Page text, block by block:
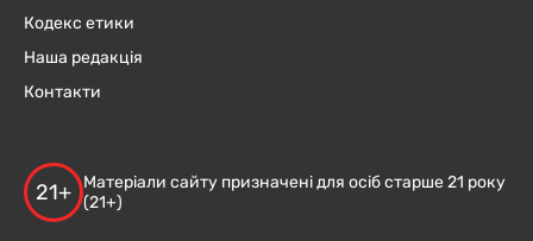
Кодекс етики
Наша редакція
Контакти
21+
Матеріали сайту призначені для осіб старше 21 року
(21+)